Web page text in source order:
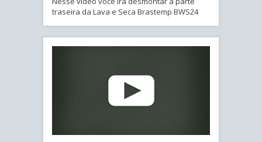
traseira da Lava e Seca Brastemp BWS24